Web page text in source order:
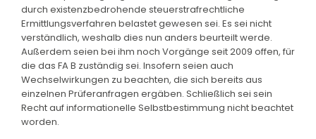
durch existenzbedrohende steuerstrafrechtliche
Ermittlungsverfahren belastet gewesen sei. Es sei nicht
verständlich, weshalb dies nun anders beurteilt werde.
Außerdem seien bei ihm noch Vorgänge seit 2009 offen, für
die das FA B zuständig sei. Insofern seien auch
Wechselwirkungen zu beachten, die sich bereits aus
einzelnen Prüferanfragen ergäben. Schließlich sei sein
Recht auf informationelle Selbstbestimmung nicht beachtet
worden.